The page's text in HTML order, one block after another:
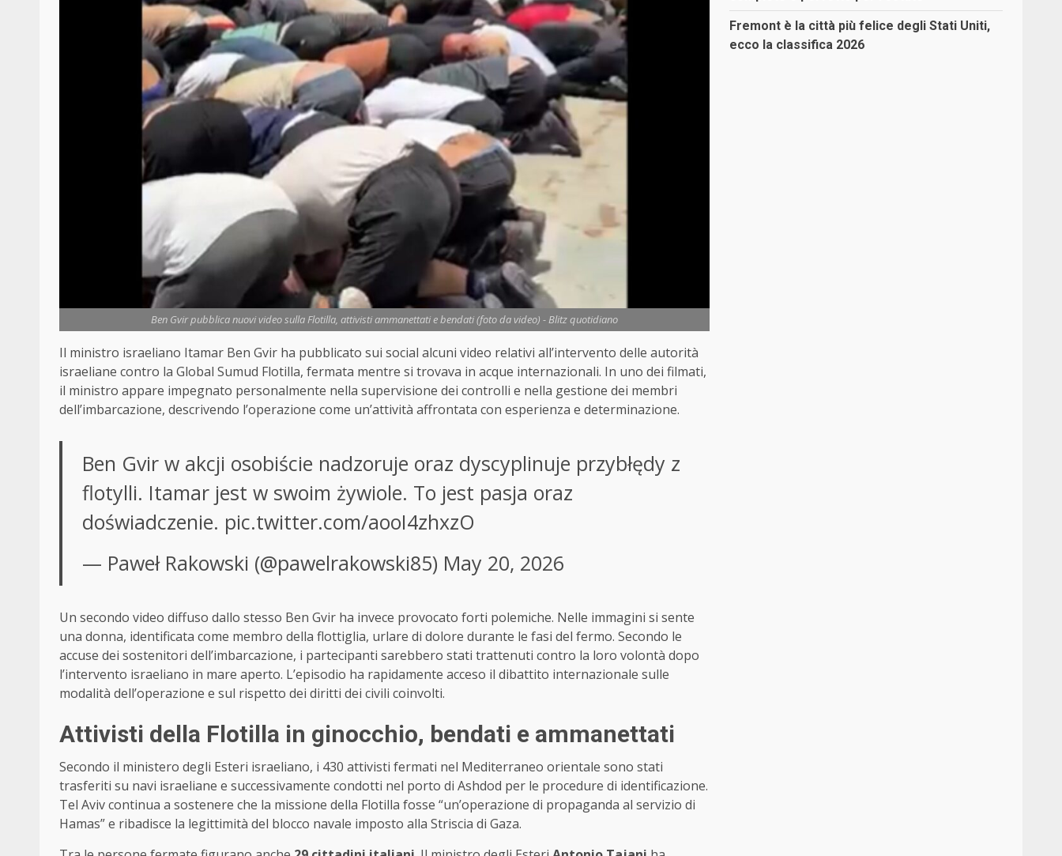
Ben Gvir pubblica nuovi video sulla Flotilla, attivisti ammanettati e bendati (foto da video) - Blitz quotidiano
Il ministro israeliano Itamar Ben Gvir ha pubblicato sui social alcuni video relativi all’intervento delle autorità
israeliane contro la Global Sumud Flotilla, fermata mentre si trovava in acque internazionali. In uno dei filmati,
il ministro appare impegnato personalmente nella supervisione dei controlli e nella gestione dei membri
dell’imbarcazione, descrivendo l’operazione come un’attività affrontata con esperienza e determinazione.
Ben Gvir w akcji osobiście nadzoruje oraz dyscyplinuje przybłędy z
flotylli. Itamar jest w swoim żywiole. To jest pasja oraz
doświadczenie. pic.twitter.com/aooI4zhxzO
— Paweł Rakowski (@pawelrakowski85) May 20, 2026
Un secondo video diffuso dallo stesso Ben Gvir ha invece provocato forti polemiche. Nelle immagini si sente
una donna, identificata come membro della flottiglia, urlare di dolore durante le fasi del fermo. Secondo le
accuse dei sostenitori dell’imbarcazione, i partecipanti sarebbero stati trattenuti contro la loro volontà dopo
l’intervento israeliano in mare aperto. L’episodio ha rapidamente acceso il dibattito internazionale sulle
modalità dell’operazione e sul rispetto dei diritti dei civili coinvolti.
Attivisti della Flotilla in ginocchio, bendati e ammanettati
Secondo il ministero degli Esteri israeliano, i 430 attivisti fermati nel Mediterraneo orientale sono stati
trasferiti su navi israeliane e successivamente condotti nel porto di Ashdod per le procedure di identificazione.
Tel Aviv continua a sostenere che la missione della Flotilla fosse “un’operazione di propaganda al servizio di
Hamas” e ribadisce la legittimità del blocco navale imposto alla Striscia di Gaza.
Fremont è la città più felice degli Stati Uniti,
ecco la classifica 2026